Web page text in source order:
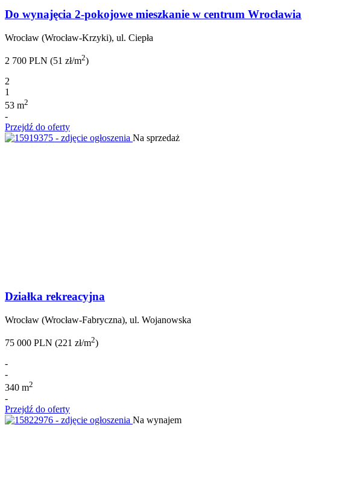
Do wynajęcia 2-pokojowe mieszkanie w centrum Wrocławia
Wrocław (Wrocław-Krzyki), ul. Ciepła
2 700 PLN (51 zł/m2)
2
1
53 m2
-
Przejdź do oferty
Na sprzedaż
Działka rekreacyjna
Wrocław (Wrocław-Fabryczna), ul. Wojanowska
75 000 PLN (221 zł/m2)
-
-
340 m2
-
Przejdź do oferty
Na wynajem